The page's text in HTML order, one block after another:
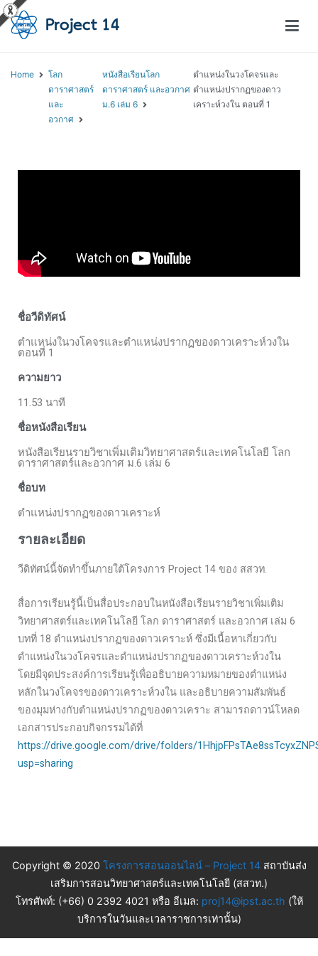
Home
โลก
ดาราศาสตร์
และ
อวกาศ
หนังสือเรียนโลก
ดาราศาสตร์ และอวกาศ
ม.6 เล่ม 6
ตำแหน่งในวงโคจรและ
ตำแหน่งปรากฏของดาว
เคราะห์วงใน ตอนที่ 1
ชื่อวีดิทัศน์
ตำแหน่งในวงโคจรและตำแหน่งปรากฏของดาวเคราะห์วงใน
ตอนที่ 1
ความยาว
11.53 นาที
ชื่อหนังสือเรียน
หนังสือเรียนรายวิชาเพิ่มเติมวิทยาศาสตร์และเทคโนโลยี โลก
ดาราศาสตร์และอวกาศ ม.6 เล่ม 6
ชื่อบท
ตำแหน่งปรากฏของดาวเคราะห์
รายละเอียด
วีดิทัศน์นี้จัดทำขึ้นภายใต้โครงการ Project 14 ของ สสวท.
สื่อการเรียนรู้นี้เป็นสื่อประกอบในหนังสือเรียนรายวิชาเพิ่มเติม
วิทยาศาสตร์และเทคโนโลยี โลก ดาราศาสตร์ และอวกาศ เล่ม 6
บทที่ 18 ตำแหน่งปรากฏของดาวเคราะห์ ซึ่งมีเนื้อหาเกี่ยวกับ
ตำแหน่งในวงโคจรและตำแหน่งปรากฏของดาวเคราะห์วงใน
โดยมีจุดประสงค์การเรียนรู้เพื่ออธิบายความหมายของตำแหน่ง
หลักในวงโคจรของดาวเคราะห์วงใน และอธิบายความสัมพันธ์
ของมุมห่างกับตำแหน่งปรากฏของดาวเคราะ สามารถดาวน์โหลด
เอกสารประกอบกิจกรรมได้ที่
https://drive.google.com/drive/folders/
usp=sharing
Copyright © 2020 โครงการสอนออนไลน์ – Project 14สถาบันส่ง
เสริมการสอนวิทยาศาสตร์และเทคโนโลยี (สสวท.)
โทรศัพท์: (+66) 0 2392 4021 หรือ อีเมล: proj14@ipst.ac.th (ให้
บริการในวันและเวลาราชการเท่านั้น)